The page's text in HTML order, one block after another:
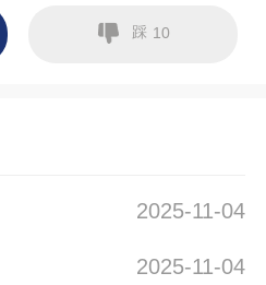
踩 10
2025-11-04
2025-11-04